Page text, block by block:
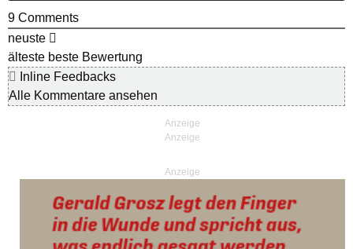
9 Comments
neuste
älteste beste Bewertung
Inline Feedbacks
Alle Kommentare ansehen
Anzeige